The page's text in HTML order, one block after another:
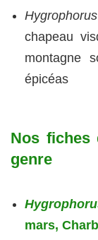
chapeau
montagne
épicéas
Nos fiches
genre
mars,